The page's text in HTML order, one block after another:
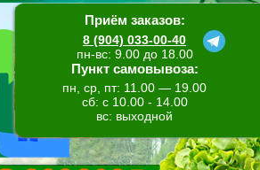
Приём заказов:
8 (904) 033-00-40
пн-вс: 9.00 до 18.00
Пункт самовывоза:
пн, ср, пт: 11.00 — 19.00
сб: с 10.00 - 14.00
вс: выходной